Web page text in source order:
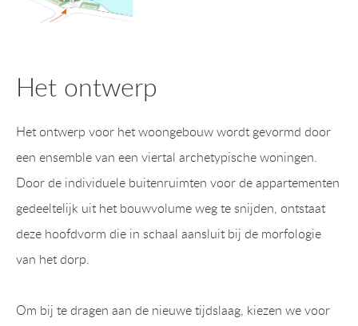
Het ontwerp
Het ontwerp voor het woongebouw wordt gevormd door
een ensemble van een viertal archetypische woningen.
Door de individuele buitenruimten voor de appartementen
gedeeltelijk uit het bouwvolume weg te snijden, ontstaat
deze hoofdvorm die in schaal aansluit bij de morfologie
van het dorp.
Om bij te dragen aan de nieuwe tijdslaag, kiezen we voor